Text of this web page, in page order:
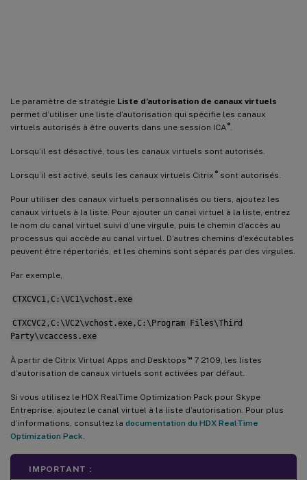
Le paramètre de stratégie Liste d’autorisation de canaux virtuels
permet d’utiliser une liste d’autorisation qui spécifie les canaux
virtuels autorisés à être ouverts dans une session ICA ®.
Lorsqu’il est désactivé, tous les canaux virtuels sont autorisés.
Lorsqu’il est activé, seuls les canaux virtuels Citrix ®sont autorisés.
Pour utiliser des canaux virtuels personnalisés ou tiers, ajoutez les
canaux virtuels à la liste. Pour ajouter un canal virtuel à la liste, entrez
le nom du canal virtuel suivi d’une virgule, puis le chemin d’accès au
processus qui accède au canal virtuel. D’autres chemins d’exécutables
peuvent être répertoriés, et les chemins sont séparés par des virgules.
Par exemple,
CTXCVC1,C:\VC1\vchost.exe
CTXCVC2,C:\VC2\vchost.exe,C:\Program Files\Third
Party\vcaccess.exe
À partir de Citrix Virtual Apps and Desktops ™7 2109, les listes
d’autorisation de canaux virtuels sont activées par défaut.
Si vous utilisez le HDX RealTime Optimization Pack pour Skype
Entreprise, ajoutez le canal virtuel à la liste d’autorisation. Pour plus
d’informations, consultez la documentation du HDX RealTime
Optimization Pack
IMPORTANT :